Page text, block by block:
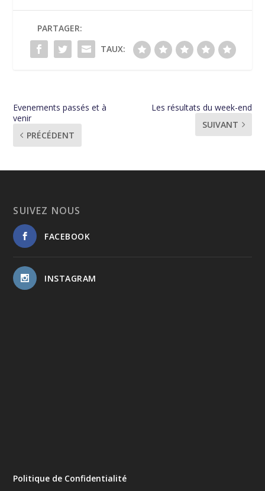
PARTAGER:
TAUX:
Evenements passés et à
venir
PRÉCÉDENT
Les résultats du week-end
SUIVANT
SUIVEZ NOUS
FACEBOOK
INSTAGRAM
Politique de Confidentialité